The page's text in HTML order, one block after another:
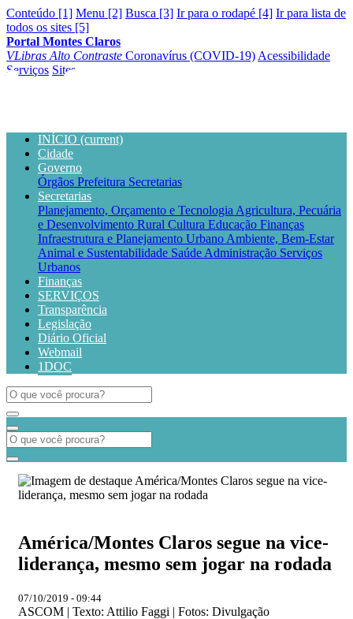
Conteúdo [1] Menu [2] Busca [3] Ir para o rodapé [4] Ir para lista de
todos os sites [5]
Portal Montes Claros
VLibras Alto Contraste Coronavírus (COVID-19) Acessibilidade
Serviços Sites
INÍCIO (current)
Cidade
Governo
Órgãos Prefeitura Secretarias
Secretarias
Planejamento, Orçamento e Tecnologia Agricultura, Pecuária
e Desenvolvimento Rural Cultura Educação Finanças
Infraestrutura e Planejamento Urbano Ambiente, Bem-Estar
Animal e Sustentabilidade Saúde Administração Serviços
Urbanos
Finanças
SERVIÇOS
Transparência
Legislação
Diário Oficial
Webmail
1DOC
América/Montes Claros segue na vice-
liderança, mesmo sem jogar na rodada
07/10/2019 - 09:44
ASCOM | Texto: Attilio Faggi | Fotos: Divulgação